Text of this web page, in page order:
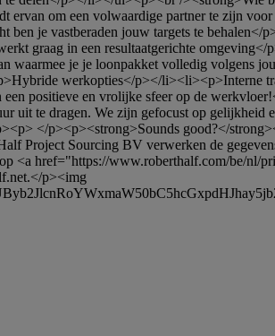
om een volwaardige partner te zijn
je vastberaden jouw targets te
graag in een resultaatgerichte
je je loonpakket volledig volgens
werkopties</p></li><li><p>Interne
positieve en vrolijke sfeer op de
uit te dragen. We zijn gefocust op gelijkheid
</p><p><strong>Sounds good?</
Project Sourcing BV verwerken de
<a href="https://www.roberthalf.com/be/
.</p><img